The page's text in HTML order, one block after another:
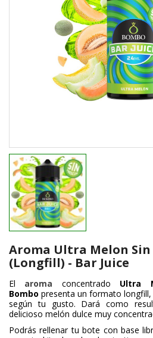
Aroma Ultra Melon Sin
(Longfill) - Bar Juice
El aroma concentrado Ultra
Bombo presenta un formato
según tu gusto. Dará como
delicioso melón dulce muy
Podrás rellenar tu bote con base